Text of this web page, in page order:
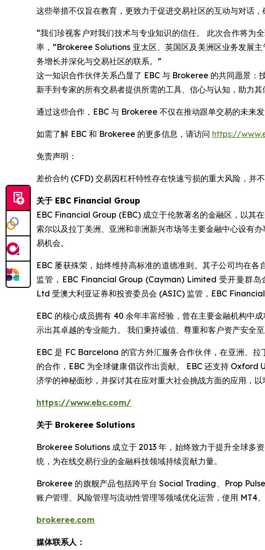
这些举措不仅旨在教育，更致力于促进交易社区的互动与对话
“我们珍视客户对我们技术与专业知识的信任。 此次合作将为
率，”Brokeree Solutions 亚太区、英国区及美洲区业务发展
务增长并深化与交易社区的联系。”
这一知识合作伙伴关系凸显了 EBC 与 Brokeree 的共同愿景：
新手到专家的所有交易者提供所需的工具、信心与认知，助力其
通过这些合作，EBC 与 Brokeree 不仅在推动跟单交易的未来
如需了解 EBC 和 Brokeree 的更多信息，请访问 https://
免责声明：
差价合约 (CFD) 交易因杠杆特性存在快速亏损的重大风险，并
关于 EBC Financial Group
EBC Financial Group (EBC) 成立于伦敦著名的金融区，以其
索尔以及拉丁美洲、亚洲和非洲新兴市场等主要金融中心设有
易机会。
EBC 屡获殊荣，始终维持高标准的道德准则。其子公司均在
监管，EBC Financial Group (Cayman) Limited 受开曼群
Ltd 受澳大利亚证券和投资委员会 (ASIC) 监管，EBC
EBC 的核心成员拥有 40 余年丰富经验，曾在主要金融机构中
示出其卓越的专业能力。 我们秉持诚信、尊重和客户资产安全
EBC 是 FC Barcelona 的官方外汇服务合作伙伴，在亚洲、
的合作，EBC 为全球健康倡议作出贡献。 EBC 还支持
济学的神秘面纱，并探讨其在应对重大社会挑战方面的应用，以
https://www.ebc.com/
关于 Brokeree Solutions
Brokeree Solutions 成立于 2013 年，始终致力于提升全球多
统，为在线交易行业的金融科技领域持续贡献力量。
Brokeree 的旗舰产品包括跨平台 Social Trading、Prop
账户管理、风险管理与流动性管理等领域优化运营，使用
brokeree.com
媒体联系人：